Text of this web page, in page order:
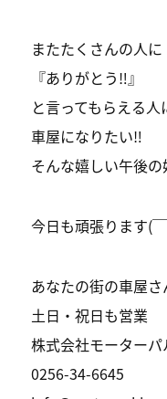
またたくさんの人に
『ありがとう‼️』
と言ってもらえる人
車屋になりたい‼️
そんな嬉しい午後
今日も頑張ります(
あなたの街の車屋さ
土日・祝日も営業
株式会社モーターパ
0256-34-6645